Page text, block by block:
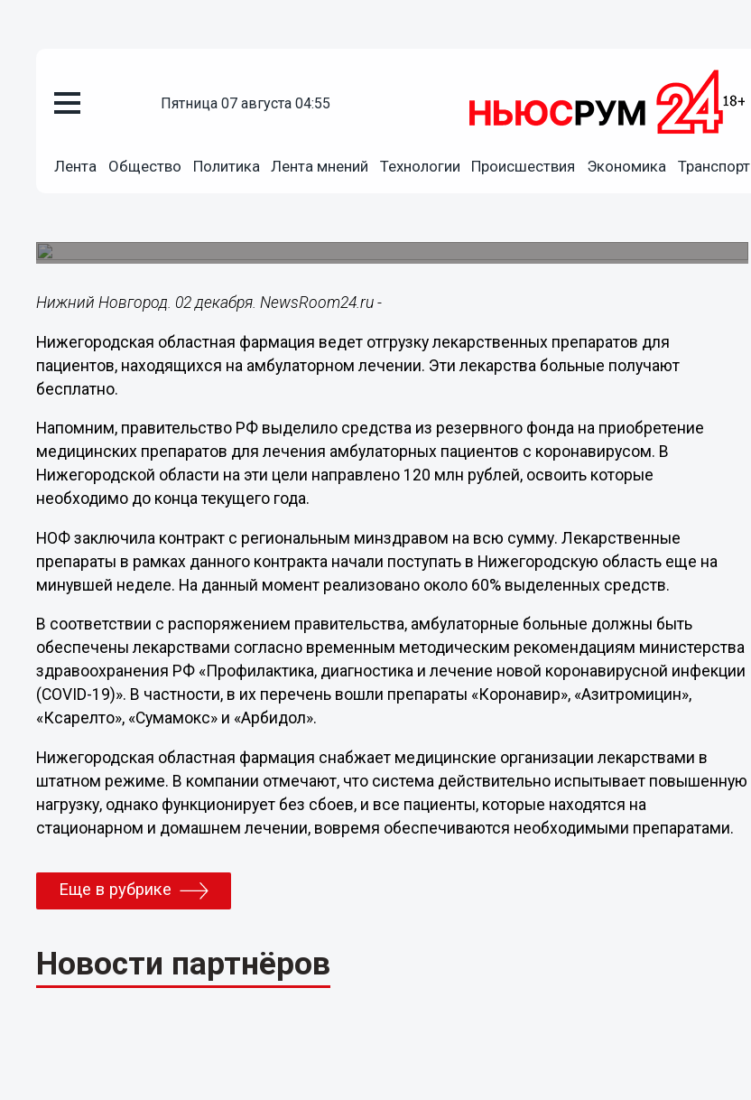
пятница 07 августа 04:55
Лента Общество Политика Лента мнений Технологии Происшествия Экономика Транспорт
Нижегородская областная фармация отгружает лекарства
Нижний Новгород. 02 декабря. NewsRoom24.ru -
Нижегородская областная фармация ведет отгрузку лекарственных препаратов для
пациентов, находящихся на амбулаторном лечении. Эти лекарства больные получают
бесплатно.
Напомним, правительство РФ выделило средства из резервного фонда на приобретение
медицинских препаратов для лечения амбулаторных пациентов с коронавирусом. В
Нижегородской области на эти цели направлено 120 млн рублей, освоить которые
необходимо до конца текущего года.
НОФ заключила контракт с региональным минздравом на всю сумму. Лекарственные
препараты в рамках данного контракта начали поступать в Нижегородскую область еще на
минувшей неделе. На данный момент реализовано около 60% выделенных средств.
В соответствии с распоряжением правительства, амбулаторные больные должны быть
обеспечены лекарствами согласно временным методическим рекомендациям министерства
здравоохранения РФ «Профилактика, диагностика и лечение новой коронавирусной инфекции
(COVID-19)». В частности, в их перечень вошли препараты «Коронавир», «Азитромицин»,
«Ксарелто», «Сумамокс» и «Арбидол».
Нижегородская областная фармация снабжает медицинские организации лекарствами в
штатном режиме. В компании отмечают, что система действительно испытывает повышенную
нагрузку, однако функционирует без сбоев, и все пациенты, которые находятся на
стационарном и домашнем лечении, вовремя обеспечиваются необходимыми препаратами.
Еще в рубрике
Новости партнёров